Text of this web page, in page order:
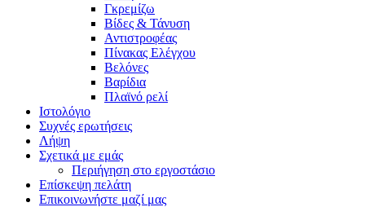
Γκρεμίζω
Βίδες & Τάνυση
Αντιστροφέας
Πίνακας Ελέγχου
Βελόνες
Βαρίδια
Πλαϊνό ρελί
Ιστολόγιο
Συχνές ερωτήσεις
Λήψη
Σχετικά με εμάς
Περιήγηση στο εργοστάσιο
Επίσκεψη πελάτη
Επικοινωνήστε μαζί μας